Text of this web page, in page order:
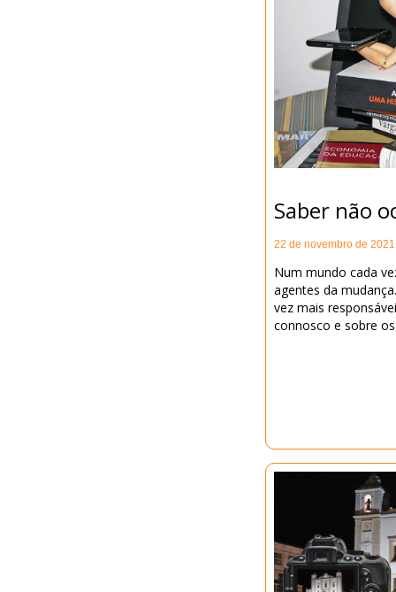
Saber não
22 de novembro de 2021
Num mundo cada
agentes da
vez mais
connosco e sobre